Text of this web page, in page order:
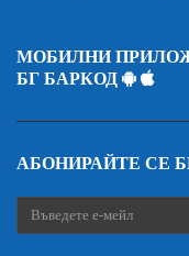
МОБИЛНИ
БГ БАРКОД
АБОНИРАЙТЕ СЕ